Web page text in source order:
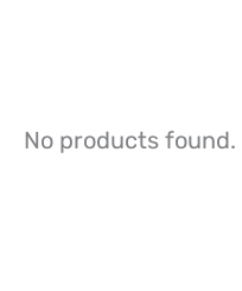
No products found.